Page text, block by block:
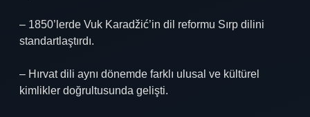
– 1850’lerde Vuk Karadžić’in dil reformu Sırp dilini
standartlaştırdı.
– Hırvat dili aynı dönemde farklı ulusal ve kültürel
kimlikler doğrultusunda gelişti.